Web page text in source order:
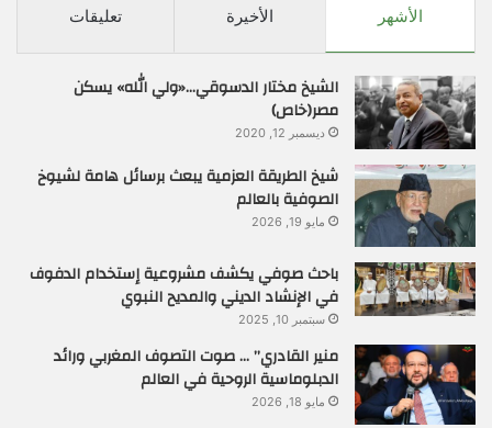
الأشهر الأخيرة تعليقات
الشيخ مختار الدسوقي…«ولي الله» يسكن
مصر(خاص)
ديسمبر 12, 2020
شيخ الطريقة العزمية يبعث برسائل هامة لشيوخ
الصوفية بالعالم
مايو 19, 2026
باحث صوفي يكشف مشروعية إستخدام الدفوف
في الإنشاد الديني والمديح النبوي
سبتمبر 10, 2025
منير القادري” … صوت التصوف المغربي ورائد
الدبلوماسية الروحية في العالم
مايو 18, 2026